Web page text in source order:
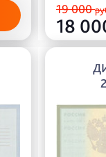
19 000
18